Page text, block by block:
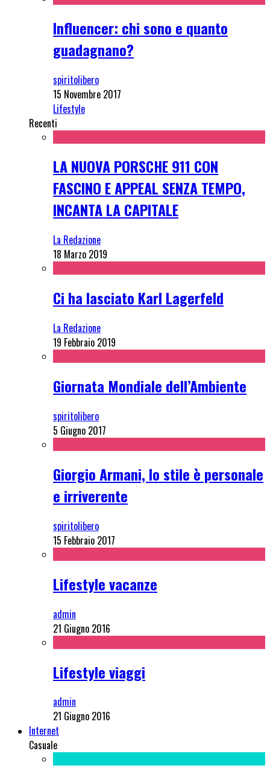
Influencer: chi sono e quanto
guadagnano?
spiritolibero
15 Novembre 2017
Lifestyle
Recenti
LA NUOVA PORSCHE 911 CON
FASCINO E APPEAL SENZA TEMPO,
INCANTA LA CAPITALE
La Redazione
18 Marzo 2019
Ci ha lasciato Karl Lagerfeld
La Redazione
19 Febbraio 2019
Giornata Mondiale dell’Ambiente
spiritolibero
5 Giugno 2017
Giorgio Armani, lo stile è personale
e irriverente
spiritolibero
15 Febbraio 2017
Lifestyle vacanze
admin
21 Giugno 2016
Lifestyle viaggi
admin
21 Giugno 2016
Internet
Casuale